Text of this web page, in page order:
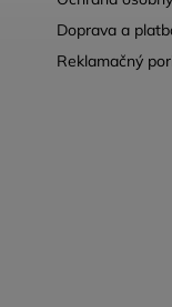
Doprava a
Reklamačný